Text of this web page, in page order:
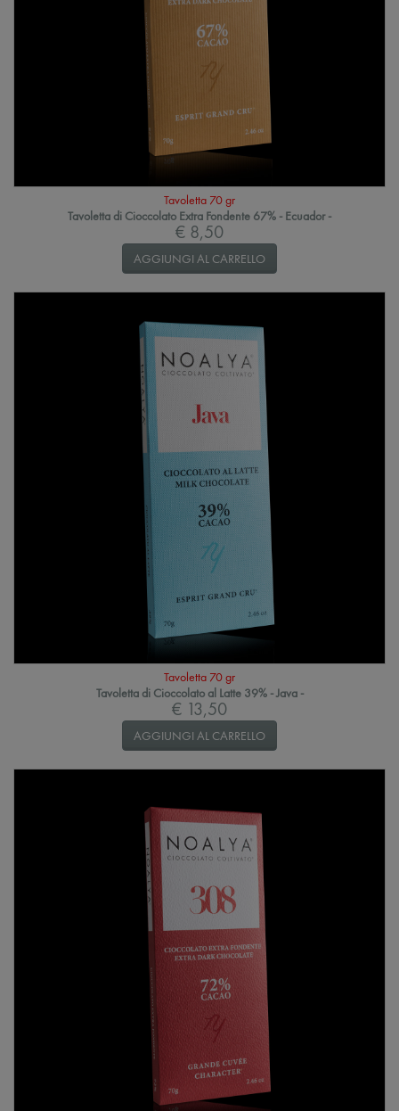
Tavoletta 70 gr
Tavoletta di Cioccolato Extra Fondente 67% - Ecuador -
€ 8,50
AGGIUNGI AL CARRELLO
Tavoletta 70 gr
Tavoletta di Cioccolato al Latte 39% - Java -
€ 13,50
AGGIUNGI AL CARRELLO